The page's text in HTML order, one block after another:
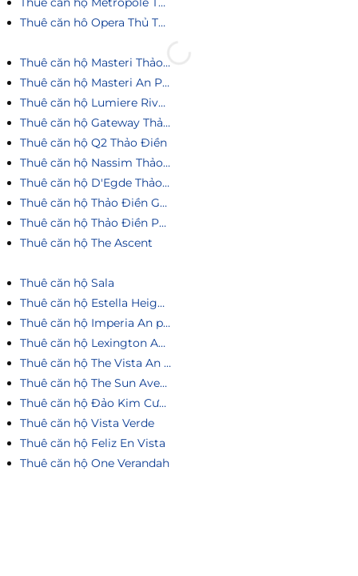
Thuê căn hô Opera Thủ Thiêm
Thuê căn hộ Masteri Thảo Điền
Thuê căn hộ Masteri An Phú
Thuê căn hộ Lumiere Riverside
Thuê căn hộ Gateway Thảo Điền
Thuê căn hộ Q2 Thảo Điền
Thuê căn hộ Nassim Thảo Điền
Thuê căn hộ D'Egde Thảo Điền
Thuê căn hộ Thảo Điền Green
Thuê căn hộ Thảo Điền Pearl
Thuê căn hộ The Ascent
Thuê căn hộ Sala
Thuê căn hộ Estella Heights
Thuê căn hộ Imperia An phú
Thuê căn hộ Lexington An Phú
Thuê căn hộ The Vista An Phú
Thuê căn hộ The Sun Avenue
Thuê căn hộ Đảo Kim Cương
Thuê căn hộ Vista Verde
Thuê căn hộ Feliz En Vista
Thuê căn hộ One Verandah